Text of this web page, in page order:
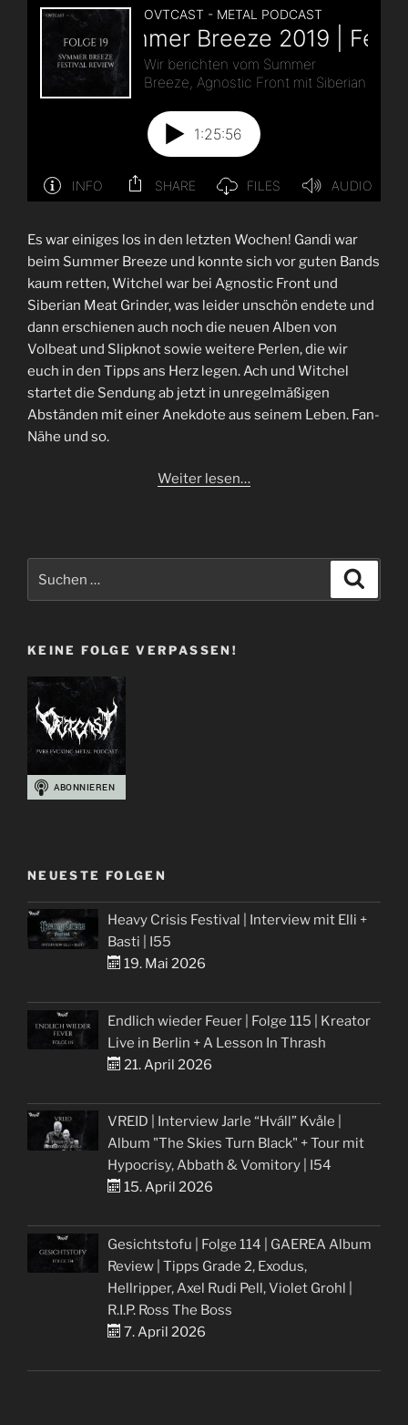
Es war einiges los in den letzten Wochen! Gandi war
beim Summer Breeze und konnte sich vor guten Bands
kaum retten, Witchel war bei Agnostic Front und
Siberian Meat Grinder, was leider unschön endete und
dann erschienen auch noch die neuen Alben von
Volbeat und Slipknot sowie weitere Perlen, die wir
euch in den Tipps ans Herz legen. Ach und Witchel
startet die Sendung ab jetzt in unregelmäßigen
Abständen mit einer Anekdote aus seinem Leben. Fan-
Nähe und so.
Weiter lesen…
KEINE FOLGE VERPASSEN!
NEUESTE FOLGEN
Heavy Crisis Festival | Interview mit Elli +
Basti | I55
19. Mai 2026
Endlich wieder Feuer | Folge 115 | Kreator
Live in Berlin + A Lesson In Thrash
21. April 2026
VREID | Interview Jarle “Hváll” Kvåle |
Album "The Skies Turn Black" + Tour mit
Hypocrisy, Abbath & Vomitory | I54
15. April 2026
Gesichtstofu | Folge 114 | GAEREA Album
Review | Tipps Grade 2, Exodus,
Hellripper, Axel Rudi Pell, Violet Grohl |
R.I.P. Ross The Boss
7. April 2026